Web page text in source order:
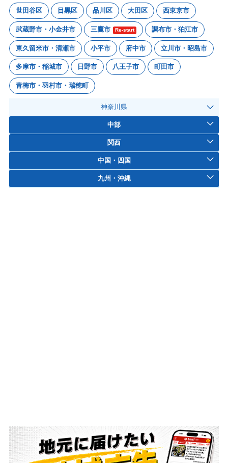
世田谷区 目黒区 品川区 大田区 西東京市
武蔵野市・小金井市 三鷹市 Re-start 調布市・狛江市
東久留米市・清瀬市 小平市 府中市 立川市・昭島市
多摩市・稲城市 日野市 八王子市 町田市
青梅市・羽村市・瑞穂町
神奈川県
中部
関西
中国・四国
九州・沖縄